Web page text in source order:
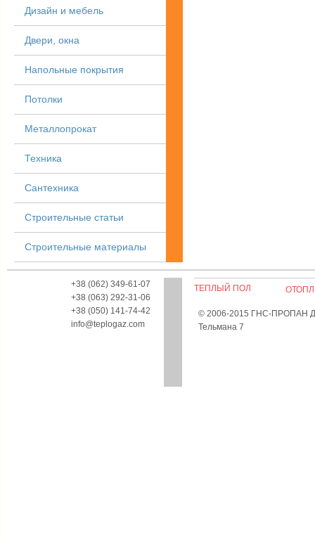
Дизайн и мебель
Двери, окна
Напольные покрытия
Потолки
Металлопрокат
Техника
Сантехника
Строительные статьи
Строительные материалы
+38 (062) 349-61-07
+38 (063) 292-31-06
+38 (050) 141-74-42
info@teplogaz.com
ТЕПЛЫЙ ПОЛ
© 2006-2015 ГНС-ПРОПАН
Тельмана 7